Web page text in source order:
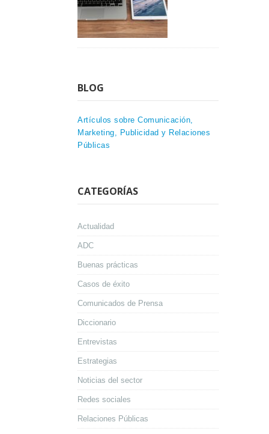
BLOG
Artículos sobre Comunicación,
Marketing, Publicidad y Relaciones
Públicas
CATEGORÍAS
Actualidad
ADC
Buenas prácticas
Casos de éxito
Comunicados de Prensa
Diccionario
Entrevistas
Estrategias
Noticias del sector
Redes sociales
Relaciones Públicas